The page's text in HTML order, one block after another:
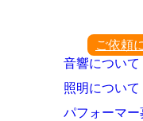
ご依頼
音響について
照明について
パフォーマー